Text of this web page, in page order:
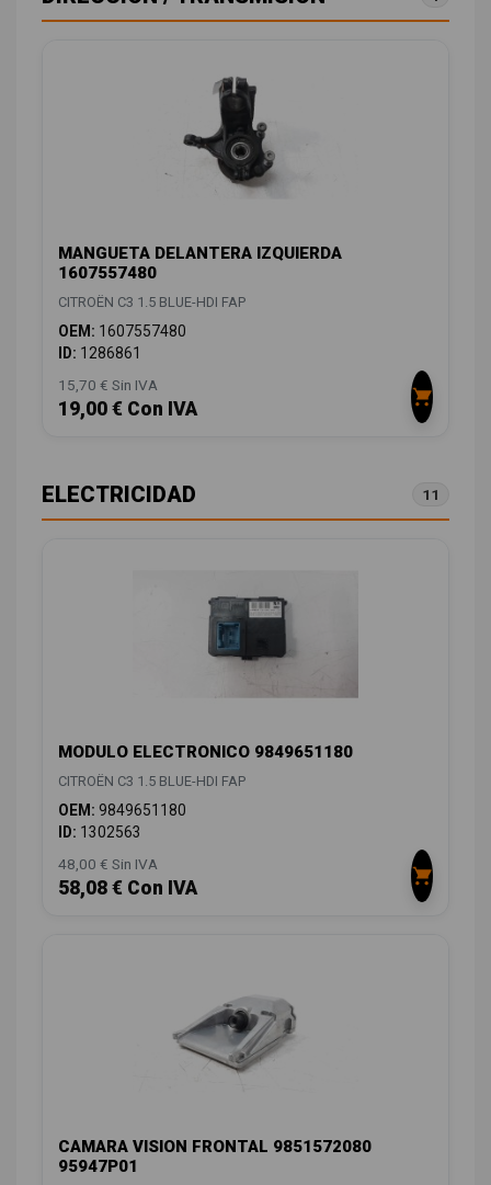
MANGUETA DELANTERA IZQUIERDA
1607557480
CITROËN C3 1.5 BLUE-HDI FAP
OEM: 1607557480
ID: 1286861
15,70 € Sin IVA
19,00 € Con IVA
ELECTRICIDAD 11
MODULO ELECTRONICO 9849651180
CITROËN C3 1.5 BLUE-HDI FAP
OEM: 9849651180
ID: 1302563
48,00 € Sin IVA
58,08 € Con IVA
CAMARA VISION FRONTAL 9851572080
95947P01